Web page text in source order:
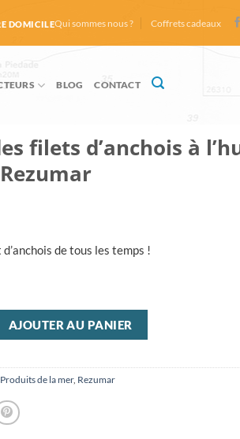
DOMICILEQui sommes nous ? Coffrets cadeaux
BLOG CONTACT
filets d’anchois à
de tous les temps !
AJOUTER AU PANIER
Produits de la mer, Rezumar